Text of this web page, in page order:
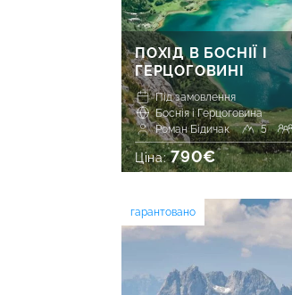
ПОХІД В БОСНІЇ І
ГЕРЦОГОВИНІ
Під замовлення
Боснія і Герцоговина
Роман Бідичак
5
Ціна:790€
гарантовано